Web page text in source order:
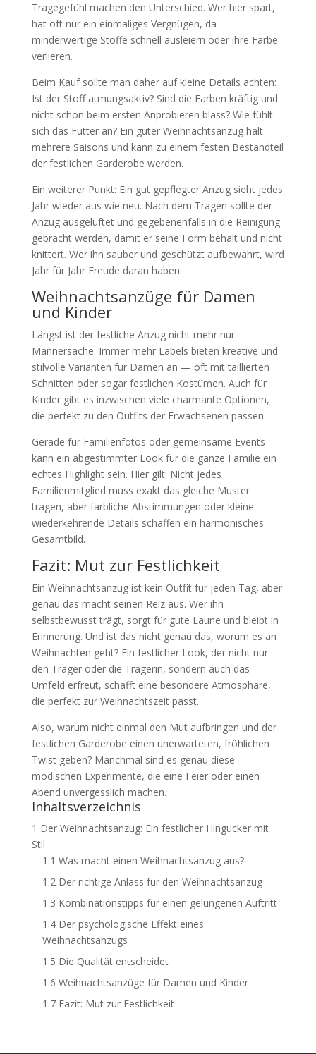
Tragegefühl machen den Unterschied. Wer hier spart,
hat oft nur ein einmaliges Vergnügen, da
minderwertige Stoffe schnell ausleiern oder ihre Farbe
verlieren.
Beim Kauf sollte man daher auf kleine Details achten:
Ist der Stoff atmungsaktiv? Sind die Farben kräftig und
nicht schon beim ersten Anprobieren blass? Wie fühlt
sich das Futter an? Ein guter Weihnachtsanzug hält
mehrere Saisons und kann zu einem festen Bestandteil
der festlichen Garderobe werden.
Ein weiterer Punkt: Ein gut gepflegter Anzug sieht jedes
Jahr wieder aus wie neu. Nach dem Tragen sollte der
Anzug ausgelüftet und gegebenenfalls in die Reinigung
gebracht werden, damit er seine Form behält und nicht
knittert. Wer ihn sauber und geschützt aufbewahrt, wird
Jahr für Jahr Freude daran haben.
Weihnachtsanzüge für Damen
und Kinder
Längst ist der festliche Anzug nicht mehr nur
Männersache. Immer mehr Labels bieten kreative und
stilvolle Varianten für Damen an — oft mit taillierten
Schnitten oder sogar festlichen Kostümen. Auch für
Kinder gibt es inzwischen viele charmante Optionen,
die perfekt zu den Outfits der Erwachsenen passen.
Gerade für Familienfotos oder gemeinsame Events
kann ein abgestimmter Look für die ganze Familie ein
echtes Highlight sein. Hier gilt: Nicht jedes
Familienmitglied muss exakt das gleiche Muster
tragen, aber farbliche Abstimmungen oder kleine
wiederkehrende Details schaffen ein harmonisches
Gesamtbild.
Fazit: Mut zur Festlichkeit
Ein Weihnachtsanzug ist kein Outfit für jeden Tag, aber
genau das macht seinen Reiz aus. Wer ihn
selbstbewusst trägt, sorgt für gute Laune und bleibt in
Erinnerung. Und ist das nicht genau das, worum es an
Weihnachten geht? Ein festlicher Look, der nicht nur
den Träger oder die Trägerin, sondern auch das
Umfeld erfreut, schafft eine besondere Atmosphäre,
die perfekt zur Weihnachtszeit passt.
Also, warum nicht einmal den Mut aufbringen und der
festlichen Garderobe einen unerwarteten, fröhlichen
Twist geben? Manchmal sind es genau diese
modischen Experimente, die eine Feier oder einen
Abend unvergesslich machen.
Inhaltsverzeichnis
1 Der Weihnachtsanzug: Ein festlicher Hingucker mit
Stil
1.1 Was macht einen Weihnachtsanzug aus?
1.2Der richtige Anlass für den Weihnachtsanzug
1.3 Kombinationstipps für einen gelungenen Auftritt
1.4Der psychologische Effekt eines
Weihnachtsanzugs
1.5 Die Qualität entscheidet
1.6 Weihnachtsanzüge für Damen und Kinder
1.7Fazit: Mut zur Festlichkeit